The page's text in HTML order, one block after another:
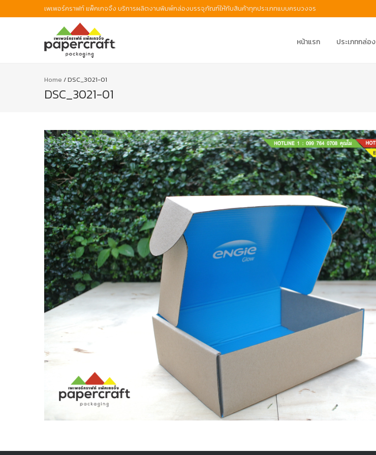
เพเพอร์คราฟท์ แพ็คเกจจิ้ง บริการผลิตงานพิมพ์กล่องบรรจุภัณฑ์ให้กับสินค้าทุกประเภทแบบครบวงจร
หน้าแรก ประเภทกล่อง
Home /DSC_3021-01
DSC_3021-01